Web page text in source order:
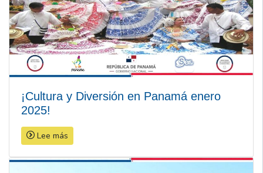
¡Cultura y Diversión en Panamá enero
2025!
Lee más